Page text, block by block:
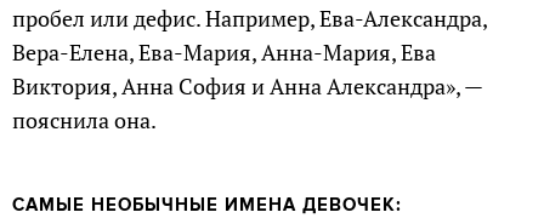
пробел или дефис. Например, Ева-Александра,
Вера-Елена, Ева-Мария, Анна-Мария, Ева
Виктория, Анна София и Анна Александра», —
пояснила она.
САМЫЕ НЕОБЫЧНЫЕ ИМЕНА ДЕВОЧЕК: